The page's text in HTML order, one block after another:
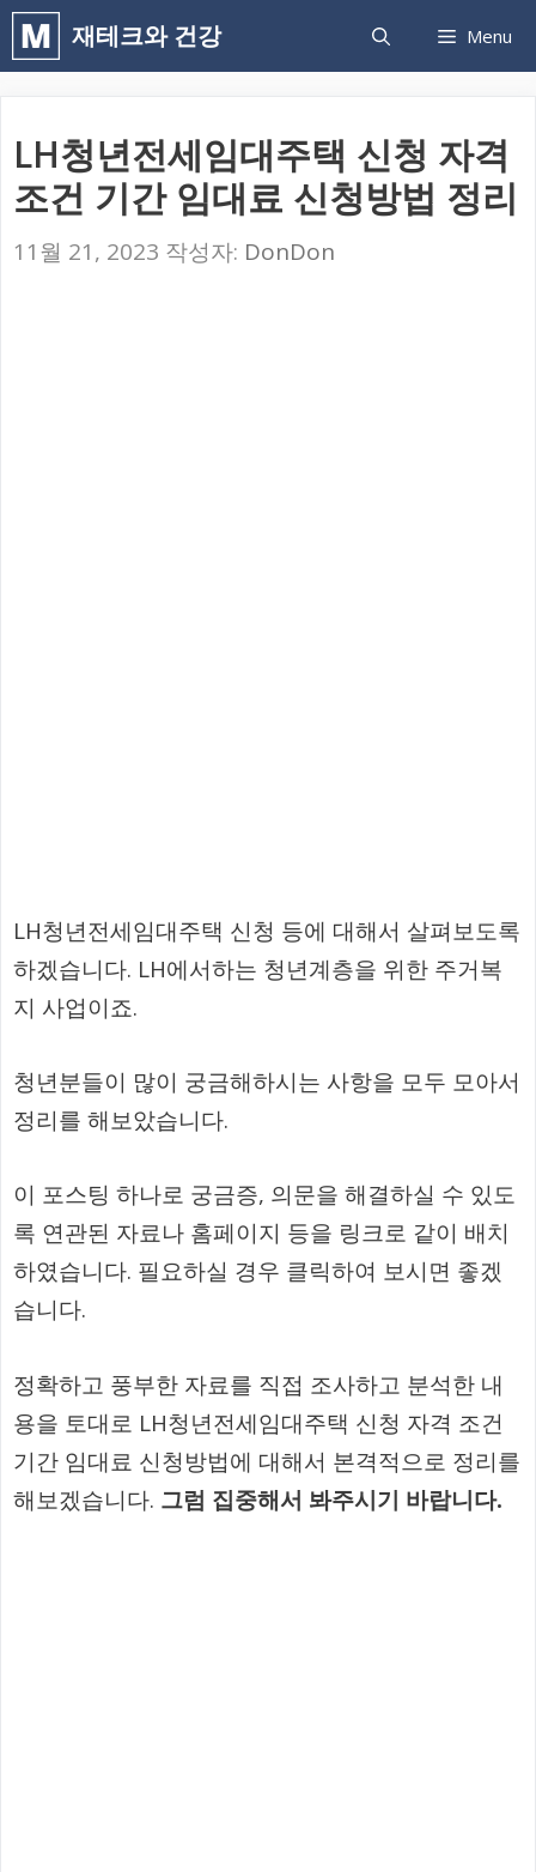
컨
텐
건
너
뛰
재테크와 건강 Menu
LH청년전세임대주택 신청 자격
조건 기간 임대료 신청방법 정리
11월 21, 2023 작성자: DonDon
LH청년전세임대주택 신청 등에 대해서 살펴보도록
하겠습니다. LH에서하는 청년계층을 위한 주거복
지 사업이죠.
청년분들이 많이 궁금해하시는 사항을 모두 모아서
정리를 해보았습니다.
이 포스팅 하나로 궁금증, 의문을 해결하실 수 있도
록 연관된 자료나 홈페이지 등을 링크로 같이 배치
하였습니다. 필요하실 경우 클릭하여 보시면 좋겠
습니다.
정확하고 풍부한 자료를 직접 조사하고 분석한 내
용을 토대로 LH청년전세임대주택 신청 자격 조건
기간 임대료 신청방법에 대해서 본격적으로 정리를
해보겠습니다. 그럼 집중해서 봐주시기 바랍니다.